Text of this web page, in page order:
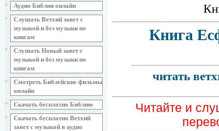
Аудио Библия онлайн
Слушать Ветхий завет с
музыкой и без музыки по
книгам
Слушать Новый завет с
музыкой и без музыки по
книгам
Смотреть Библейские фильмы
онлайн
Скачать бесплатно Библию
Скачать бесплатно Ветхий
завет с музыкой в аудио
Книга
читать
Читайте и